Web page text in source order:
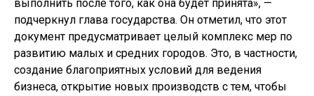
выполнить после того, как она будет принята», —
подчеркнул глава государства. Он отметил, что этот
документ предусматривает целый комплекс мер по
развитию малых и средних городов. Это, в частности,
создание благоприятных условий для ведения
бизнеса, открытие новых производств с тем, чтобы